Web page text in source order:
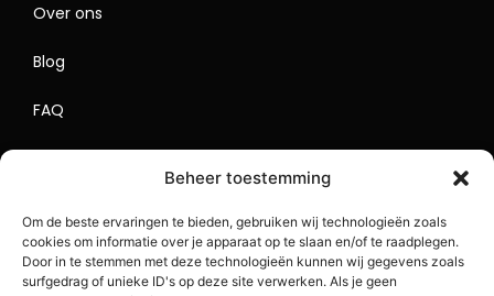
Beheer toestemming
Om de beste ervaringen te bieden, gebruiken wij technologieën zoals
cookies om informatie over je apparaat op te slaan en/of te raadplegen.
Door in te stemmen met deze technologieën kunnen wij gegevens zoals
surfgedrag of unieke ID's op deze site verwerken. Als je geen
Over ons
Blog
FAQ
Lokaal Adverteren